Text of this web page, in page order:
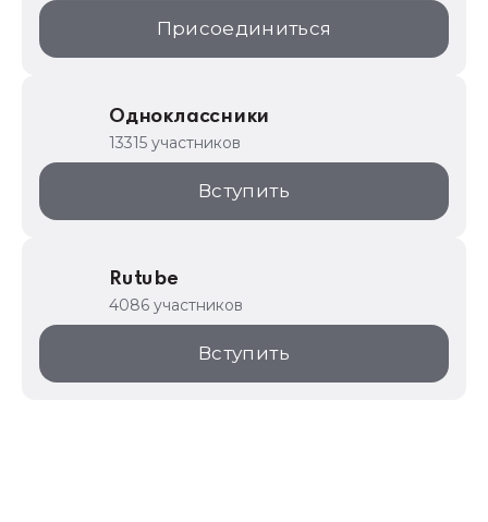
Присоединиться
Одноклассники
13315 участников
Вступить
Rutube
4086 участников
Вступить